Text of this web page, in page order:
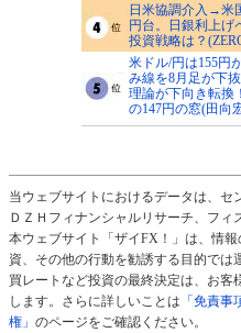
日米協調介入→米
円台。日銀利上げ
投資戦略は？
米ドル/円は155円
み線を8月足が下
理論が下向き転換
の147円の窓(田向
当ウェブサイトにおけるデータは、セ
ＤＺＨフィナンシャルリサーチ、フィ
本ウェブサイト「ザイFX！」は、情
資、その他の行動を勧誘する目的で
買レートなど投資の最終決定は、お客
します。さらに詳しいことは 「免責事
権」 のページをご確認ください。